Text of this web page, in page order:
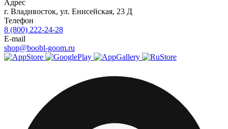
Адрес
г. Владивосток, ул. Енисейская, 23 Д
Телефон
8 (800) 222-24-28
E-mail
shop@boobl-goom.ru